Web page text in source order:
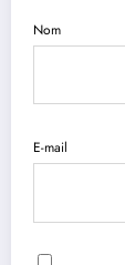
Nom
E-mail